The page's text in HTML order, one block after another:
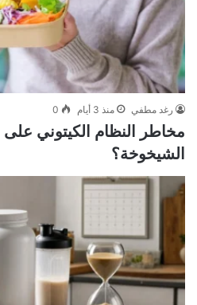
رغد مطفي منذ 3 أيام 0
مخاطر النظام الكيتوني
الشيخوخة؟